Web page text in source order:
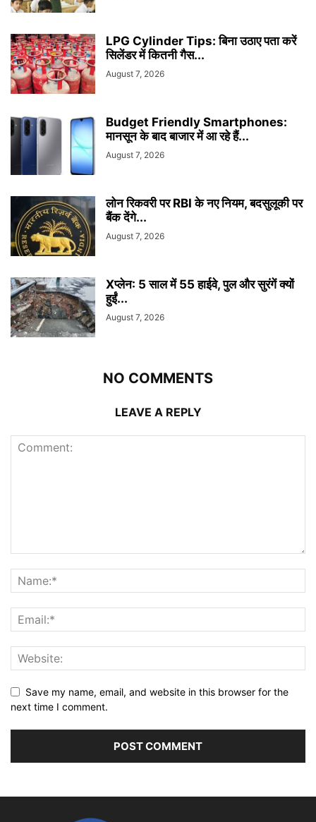
LPG Cylinder Tips: बिना उठाए पता करें
सिलेंडर में कितनी गैस...
August 7, 2026
Budget Friendly Smartphones:
मानसून के बाद बाजार में आ रहे हैं...
August 7, 2026
लोन रिकवरी पर RBI के नए नियम, बदसुलूकी पर
बैंक देंगे...
August 7, 2026
Xप्लेन: 5 साल में 55 हाईवे, पुल और सुरंगें क्यों
हुईं...
August 7, 2026
NO COMMENTS
LEAVE A REPLY
Save my name, email, and website in this browser for the
next time I comment.